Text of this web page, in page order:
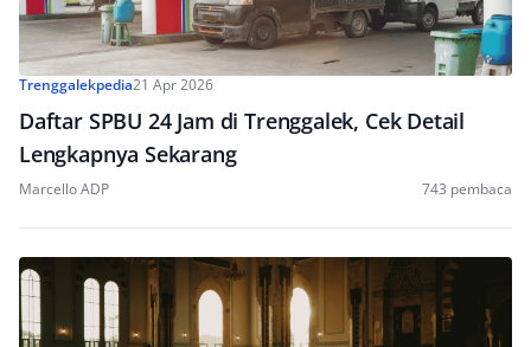
Trenggalekpedia21 Apr 2026
Daftar SPBU 24 Jam di Trenggalek, Cek Detail
Lengkapnya Sekarang
Marcello ADP 743 pembaca